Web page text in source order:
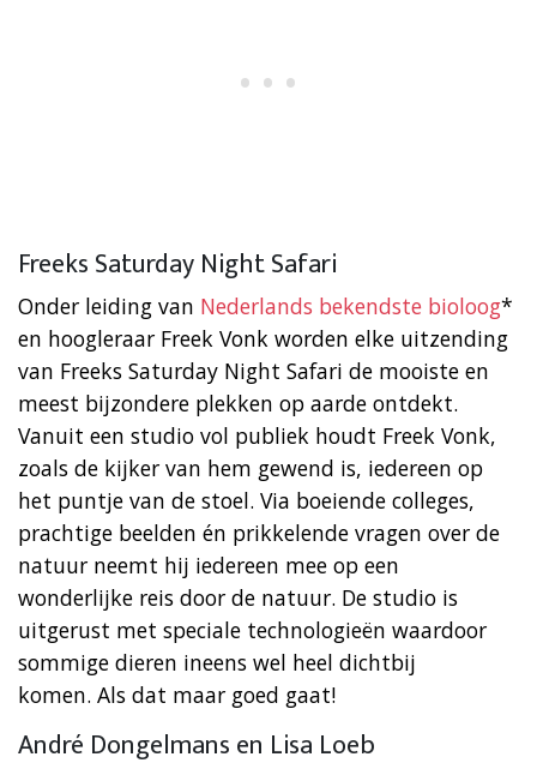
Freeks Saturday Night Safari
Onder leiding van Nederlands bekendste bioloog*
en hoogleraar Freek Vonk worden elke uitzending
van Freeks Saturday Night Safari de mooiste en
meest bijzondere plekken op aarde ontdekt.
Vanuit een studio vol publiek houdt Freek Vonk,
zoals de kijker van hem gewend is, iedereen op
het puntje van de stoel. Via boeiende colleges,
prachtige beelden én prikkelende vragen over de
natuur neemt hij iedereen mee op een
wonderlijke reis door de natuur. De studio is
uitgerust met speciale technologieën waardoor
sommige dieren ineens wel heel dichtbij
komen. Als dat maar goed gaat!
André Dongelmans en Lisa Loeb